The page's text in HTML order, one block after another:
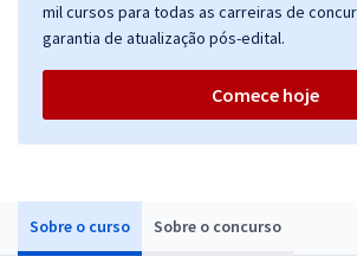
Sobre o curso Sobre o concurso
mil cursos para todas as carreiras de
garantia de atualização pós-edital.
Comece hoje